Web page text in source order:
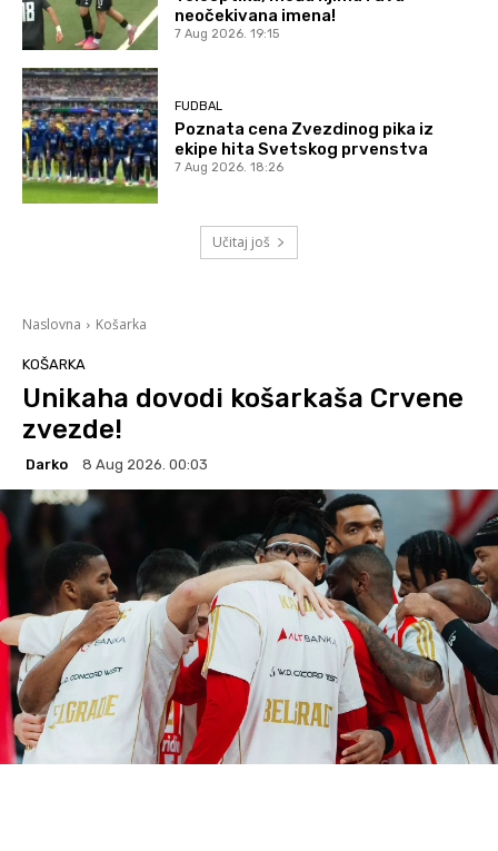
neočekivana imena!
7 Aug 2026. 19:15
FUDBAL
Poznata cena Zvezdinog pika iz
ekipe hita Svetskog prvenstva
7 Aug 2026. 18:26
Učitaj još